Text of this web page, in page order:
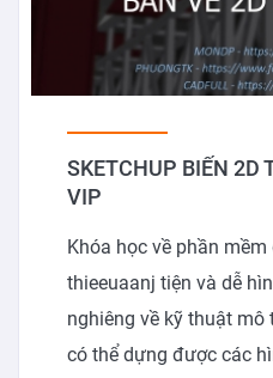
SKETCHUP BIẾN 2D
VIP
Khóa học về phần
thieeuaanj tiện và dễ
nghiêng về kỹ thuật mô
có thể dựng được các